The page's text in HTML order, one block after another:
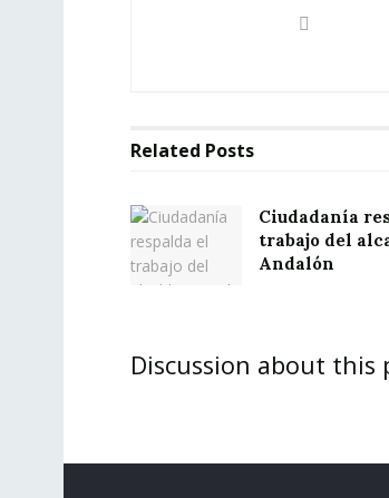
Related Posts
Ciudadanía
trabajo del
Andalón
Discussion about this